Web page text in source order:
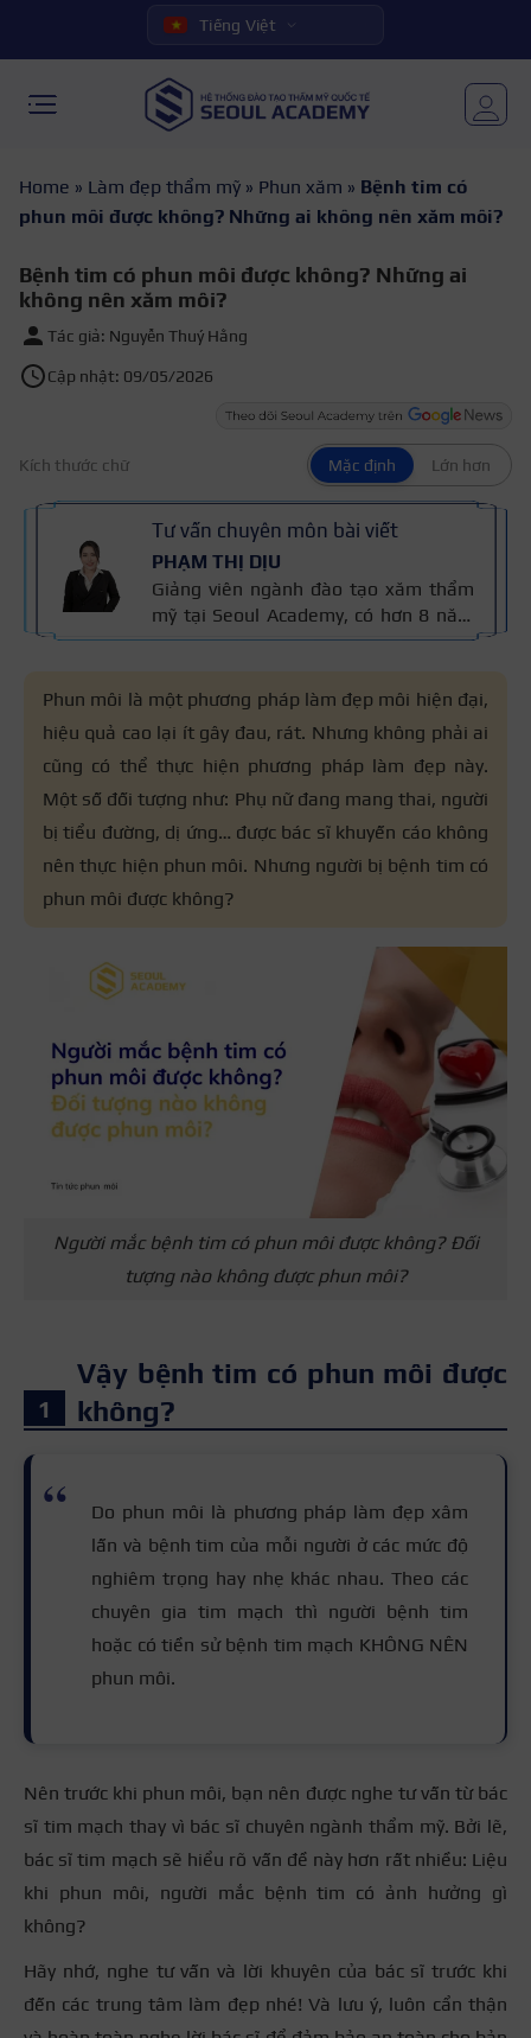
Tiếng Việt
Home » Làm đẹp thẩm mỹ » Phun xăm » Bệnh tim có
phun môi được không? Những ai không nên xăm môi?
Bệnh tim có phun môi được không? Những ai
không nên xăm môi?
Tác giả: Nguyễn Thuý Hằng
Cập nhật: 09/05/2026
Kích thước chữ Mặc định Lớn hơn
Tư vấn chuyên môn bài viết
PHẠM THỊ DỊU
Giảng viên ngành đào tạo xăm thẩm
mỹ tại Seoul Academy, có hơn 8 năm
kinh nghiệm trong nghề, đạt nhiều
Xuất sắc Seoul Academy 2023. Nội
dung được kiểm định dựa trên kinh
nghiệm và tiêu chuẩn kỹ thuật phun
xăm của cô áp dụng trong đào tạo,
đảm bảo chính xác và an toàn cho
người học.
Phun môi là một phương pháp làm đẹp môi hiện đại,
hiệu quả cao lại ít gây đau, rát. Nhưng không phải ai
cũng có thể thực hiện phương pháp làm đẹp này.
Một số đối tượng như: Phụ nữ đang mang thai, người
bị tiểu đường, dị ứng… được bác sĩ khuyến cáo không
nên thực hiện phun môi. Nhưng người bị bệnh tim có
phun môi được không?
Người mắc bệnh tim có phun môi được không? Đối
tượng nào không được phun môi?
Vậy bệnh tim có phun môi được
không?
Do phun môi là phương pháp làm đẹp xâm
lấn và bệnh tim của mỗi người ở các mức độ
nghiêm trọng hay nhẹ khác nhau. Theo các
chuyên gia tim mạch thì người bệnh tim
hoặc có tiền sử bệnh tim mạch KHÔNG NÊN
phun môi.
Nên trước khi phun môi, bạn nên được nghe tư vấn từ bác
sĩ tim mạch thay vì bác sĩ chuyên ngành thẩm mỹ. Bởi lẽ,
bác sĩ tim mạch sẽ hiểu rõ vấn đề này hơn rất nhiều: Liệu
khi phun môi, người mắc bệnh tim có ảnh hưởng gì
không?
Hãy nhớ, nghe tư vấn và lời khuyên của bác sĩ trước khi
đến các trung tâm làm đẹp nhé! Và lưu ý, luôn cẩn thận